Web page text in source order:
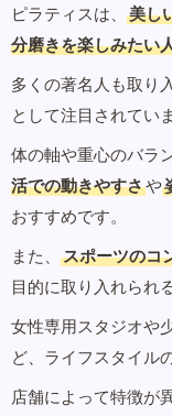
ピラティスは、 美し
分磨きを楽しみたい
多くの著名人も取り
として注目されていま
体の軸や重心のバラ
活での動きやすさや
おすすめです。
また、
スポーツのコ
目的に取り入れられ
女性専用スタジオや
ど、ライフスタイル
店舗によって特徴が